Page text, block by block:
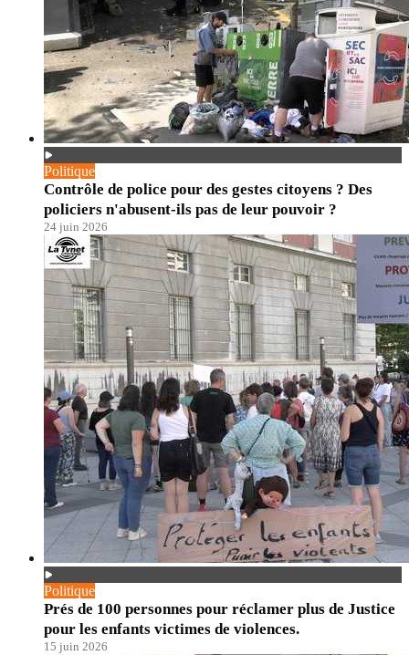
Politique
Contrôle de police pour des gestes citoyens ? Des
policiers n'abusent-ils pas de leur pouvoir ?
24 juin 2026
Politique
Prés de 100 personnes pour réclamer plus de Justice
pour les enfants victimes de violences.
15 juin 2026